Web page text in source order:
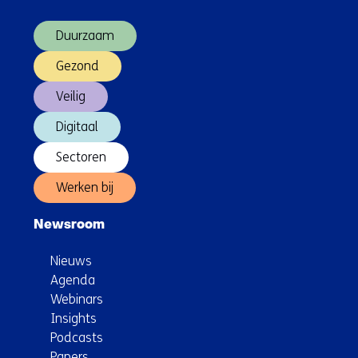
Duurzaam
Gezond
Veilig
Digitaal
Sectoren
Werken bij
Newsroom
Nieuws
Agenda
Webinars
Insights
Podcasts